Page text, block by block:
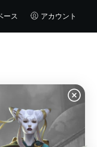
ース アカウント